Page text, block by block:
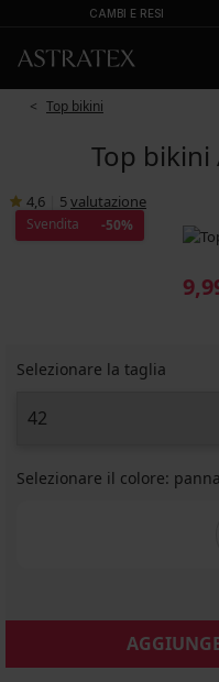
CAMBI E RESI
Top bikini
Top bikini
4,6 5valutazione
Svendita -50%
Selezionare la taglia
Selezionare il colore: panna